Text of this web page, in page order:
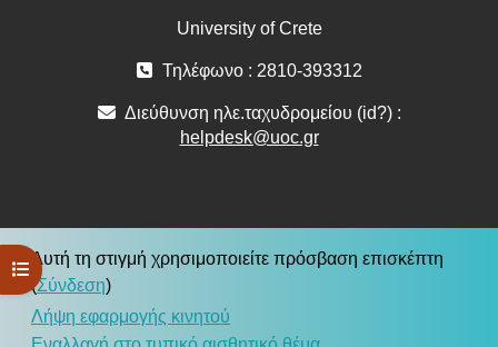
Άνοιγμα ευρετηρίου μαθήματος
University of Crete
Τηλέφωνο : 2810-393312
Διεύθυνση ηλε.ταχυδρομείου (id?) :
helpdesk@uoc.gr
Αυτή τη στιγμή χρησιμοποιείτε πρόσβαση επισκέπτη
(Σύνδεση)
Λήψη εφαρμογής κινητού